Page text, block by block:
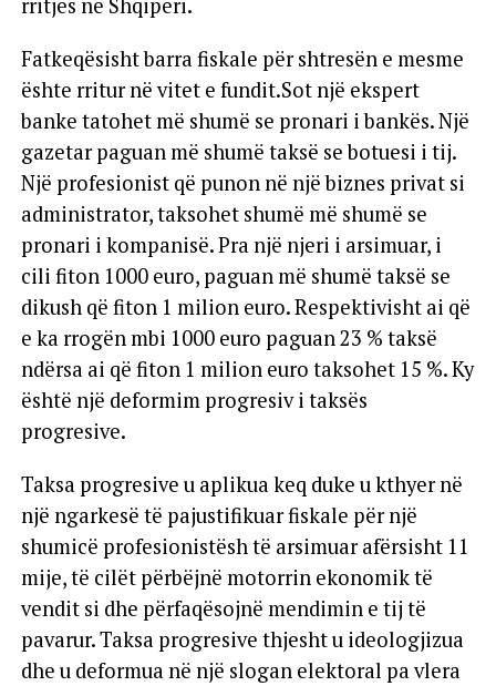
rritjes në Shqipëri.
Fatkeqësisht barra fiskale për shtresën e mesme
ështe rritur në vitet e fundit.Sot një ekspert
banke tatohet më shumë se pronari i bankës. Një
gazetar paguan më shumë taksë se botuesi i tij.
Një profesionist që punon në një biznes privat si
administrator, taksohet shumë më shumë se
pronari i kompanisë. Pra një njeri i arsimuar, i
cili fiton 1000 euro, paguan më shumë taksë se
dikush që fiton 1 milion euro. Respektivisht ai që
e ka rrogën mbi 1000 euro paguan 23 % taksë
ndërsa ai që fiton 1 milion euro taksohet 15 %. Ky
është një deformim progresiv i taksës
progresive.
Taksa progresive u aplikua keq duke u kthyer në
një ngarkesë të pajustifikuar fiskale për një
shumicë profesionistësh të arsimuar afërsisht 11
mije, të cilët përbëjnë motorrin ekonomik të
vendit si dhe përfaqësojnë mendimin e tij të
pavarur. Taksa progresive thjesht u ideologjizua
dhe u deformua në një slogan elektoral pa vlera